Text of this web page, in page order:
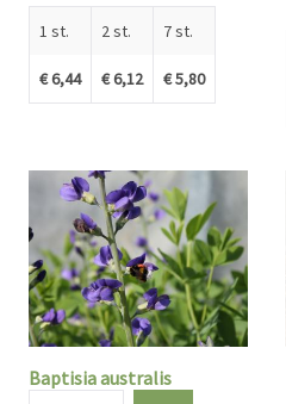
1 st.
€ 6,44
2 st.
€ 6,12
7 st.
€ 5,80
Baptisia australis